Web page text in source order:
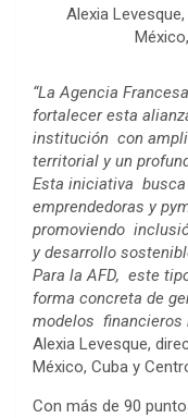
Alexia
“La Agencia
fortalecer esta
institución con
territorial y un
Esta iniciativa busca
emprendedoras y
promoviendo
y desarrollo
Para la AFD, este
forma concreta de
modelos financieros
Alexia Levesque,
México, Cuba y
Con más de 90